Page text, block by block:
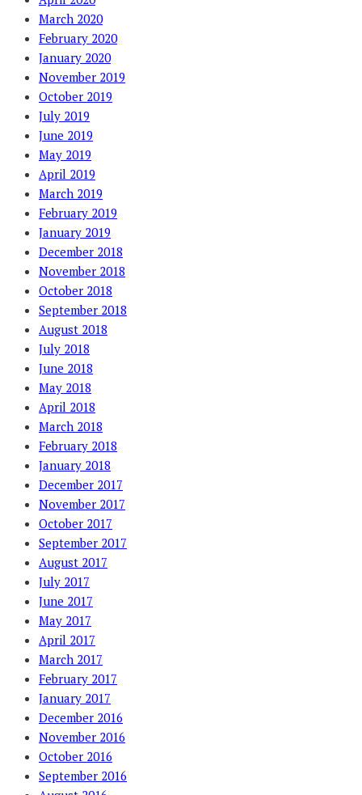
March 2020
February 2020
January 2020
November 2019
October 2019
July 2019
June 2019
May 2019
April 2019
March 2019
February 2019
January 2019
December 2018
November 2018
October 2018
September 2018
August 2018
July 2018
June 2018
May 2018
April 2018
March 2018
February 2018
January 2018
December 2017
November 2017
October 2017
September 2017
August 2017
July 2017
June 2017
May 2017
April 2017
March 2017
February 2017
January 2017
December 2016
November 2016
October 2016
September 2016